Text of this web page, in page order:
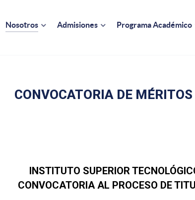
Nosotros Admisiones Programa Académico
CONVOCATORIA DE
INSTITUTO SUPERIOR
CONVOCATORIA AL PROCESO DE